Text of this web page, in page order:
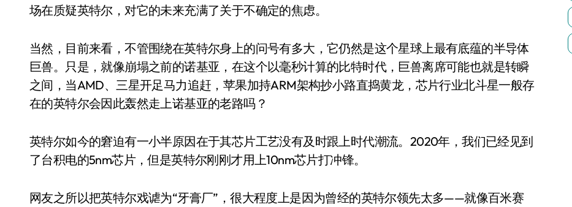
场在质疑英特尔，对它的未来充满了关于不确定的焦虑。
当然，目前来看，不管围绕在英特尔身上的问号有多大，它仍然是这个星球上最有底蕴的半导体
巨兽。只是，就像崩塌之前的诺基亚，在这个以毫秒计算的比特时代，巨兽离席可能也就是转瞬
之间，当AMD、三星开足马力追赶，苹果加持ARM架构抄小路直捣黄龙，芯片行业北斗星一般存
在的英特尔会因此轰然走上诺基亚的老路吗？
英特尔如今的窘迫有一小半原因在于其芯片工艺没有及时跟上时代潮流。2020年，我们已经见到
了台积电的5nm芯片，但是英特尔刚刚才用上10nm芯片打冲锋。
网友之所以把英特尔戏谑为“牙膏厂”，很大程度上是因为曾经的英特尔领先太多——就像百米赛